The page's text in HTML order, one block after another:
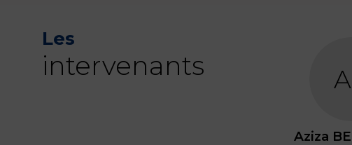
Les
intervenants
Aziza